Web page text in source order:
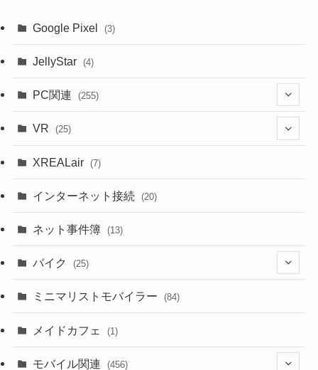
Google Pixel (3)
JellyStar (4)
PC関連 (255)
(9)
(18)
(2)
VR (25)
(18)
(13)
XREALair (7)
インターネット接続 (20)
ネット事件簿 (13)
バイク (25)
(8)
(23)
ミニマリストモバイラー (84)
メイドカフェ (1)
モバイル関連 (456)